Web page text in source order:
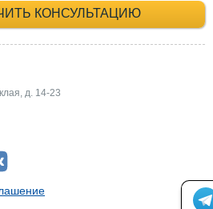
КОНСУЛЬТАЦИЮ
+7 (495) 660-35-
д. 14-23